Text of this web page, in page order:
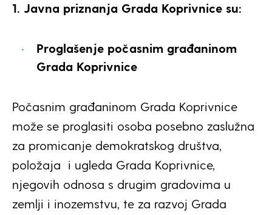
1. Javna priznanja Grada Koprivnice su:
Proglašenje počasnim građaninom
Grada Koprivnice
Počasnim građaninom Grada Koprivnice
može se proglasiti osoba posebno zaslužna
za promicanje demokratskog društva,
položaja i ugleda Grada Koprivnice,
njegovih odnosa s drugim gradovima u
zemlji i inozemstvu, te za razvoj Grada